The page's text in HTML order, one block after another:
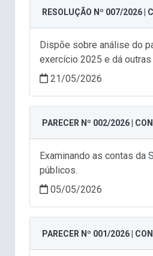
RESOLUÇÃO Nº 007/2026 |
Dispõe sobre análise do
exercício 2025 e dá
21/05/2026
PARECER Nº 002/2026 |
Examinando as contas
públicos.
05/05/2026
PARECER Nº 001/2026 |